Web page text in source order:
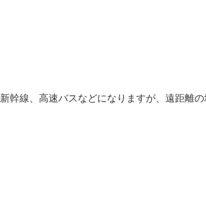
幹線、高速バスなどになりますが、遠距離